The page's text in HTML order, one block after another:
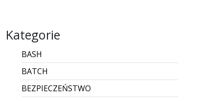
Kategorie
BASH
BATCH
BEZPIECZEŃSTWO